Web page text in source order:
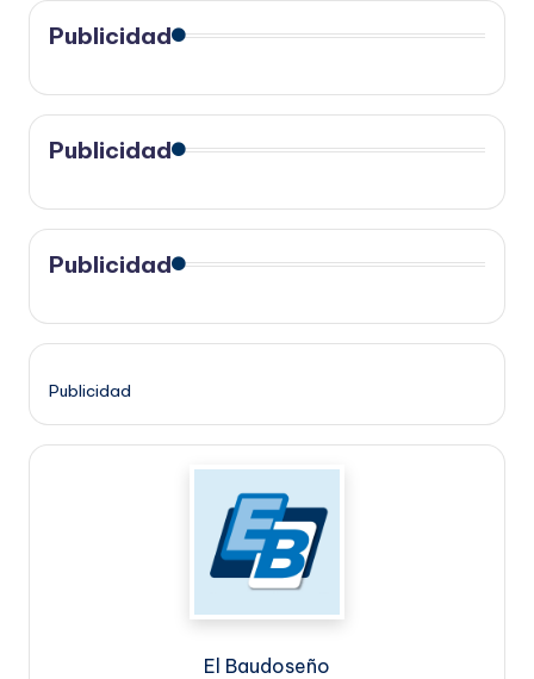
Publicidad
Publicidad
Publicidad
Publicidad
El Baudoseño